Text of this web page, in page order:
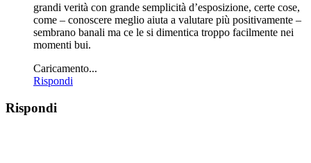
grandi verità con grande semplicità d’esposizione, certe cose,
come – conoscere meglio aiuta a valutare più positivamente –
sembrano banali ma ce le si dimentica troppo facilmente nei
momenti bui.
Caricamento...
Rispondi
Rispondi